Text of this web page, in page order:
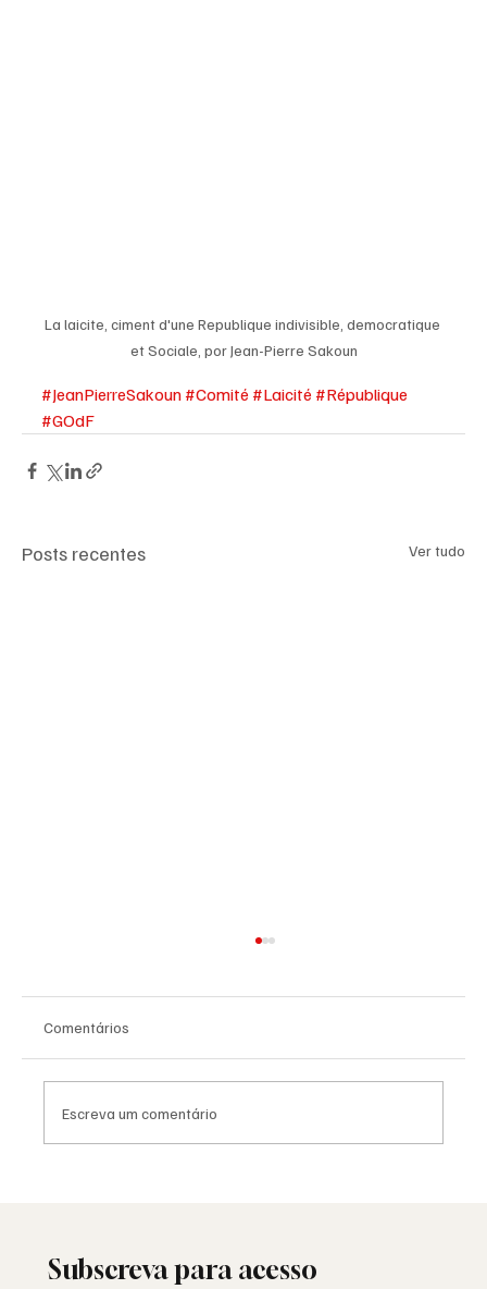
La laicite, ciment d'une Republique indivisible, democratique
et Sociale, por Jean-Pierre Sakoun
#JeanPierreSakoun #Comité #Laicité #République
#GOdF
Posts recentes Ver tudo
Comentários
Escreva um comentário
Subscreva para acesso